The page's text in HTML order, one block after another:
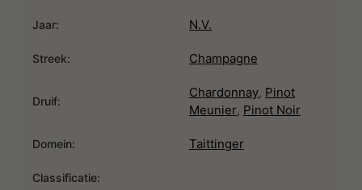
Jaar: N.V.
Streek: Champagne
Druif:
Chardonnay, Pinot
Meunier, Pinot Noir
Domein: Taittinger
Classificatie: